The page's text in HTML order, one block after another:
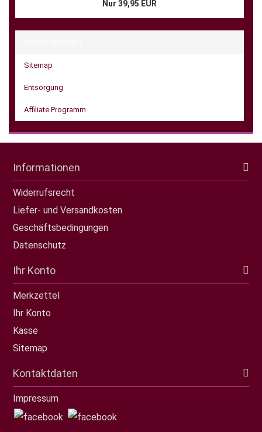
Nur 39,95 EUR
Sitemap
Entsorgung
Affiliate Programm
Informationen
Widerrufsrecht
Liefer- und Versandkosten
Geschäftsbedingungen
Datenschutz
Ihr Konto
Merkzettel
Ihr Konto
Kasse
Sitemap
Kontaktdaten
Impressum